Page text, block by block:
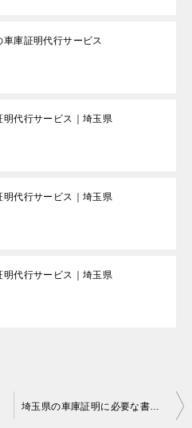
庫証明代行サービス
明代行サービス｜埼玉県
明代行サービス｜埼玉県
明代行サービス｜埼玉県